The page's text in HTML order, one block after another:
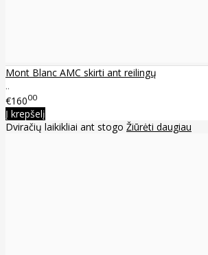
Mont Blanc AMC skirti ant reilingų
..
€16000
Į krepšelį
Dviračių laikikliai ant stogo Žiūrėti daugiau